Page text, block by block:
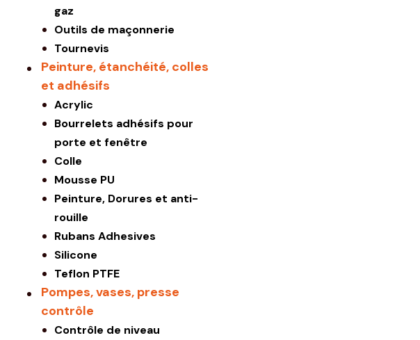
gaz
Outils de maçonnerie
Tournevis
Peinture, étanchéité, colles
et adhésifs
Acrylic
Bourrelets adhésifs pour
porte et fenêtre
Colle
Mousse PU
Peinture, Dorures et anti-
rouille
Rubans Adhesives
Silicone
Teflon PTFE
Pompes, vases, presse
contrôle
Contrôle de niveau